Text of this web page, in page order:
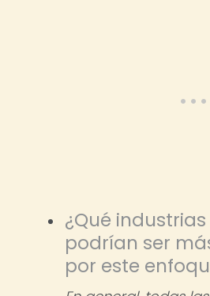
¿Qué
podrían ser
por este